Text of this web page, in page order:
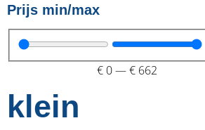
Prijs min/max
€ 0—€ 662
klein